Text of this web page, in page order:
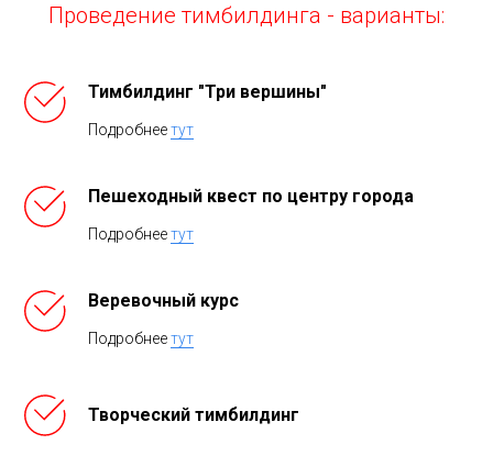
Проведение тимбилдинга - варианты:
Тимбилдинг "Три вершины"
Подробнеетут
Пешеходный квест по центру города
Подробнеетут
Веревочный курс
Подробнеетут
Творческий тимбилдинг